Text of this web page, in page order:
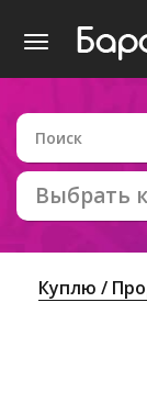
Выбрать
Куплю /